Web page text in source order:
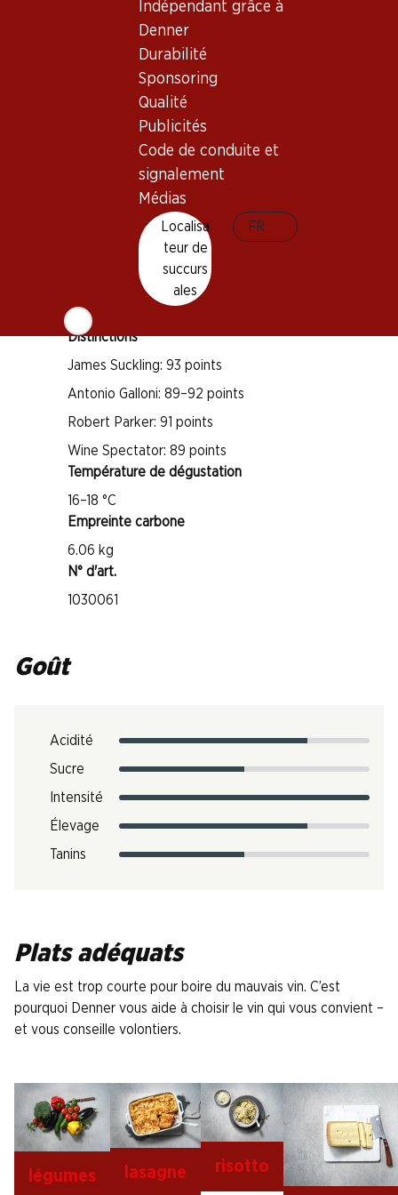
Indépendant grâce à
Denner
Durabilité
Sponsoring
Qualité
Publicités
Code de conduite et
signalement
Médias
Localisa
teur de
succurs
ales
FR
Bon à savoir
Cabernet Franc
Distinctions
James Suckling: 93 points
Antonio Galloni: 89–92 points
Robert Parker: 91 points
Wine Spectator: 89 points
Température de dégustation
16–18 °C
Empreinte carbone
6.06 kg
N° d'art.
1030061
Goût
Acidité
Sucre
Intensité
Élevage
Tanins
Plats adéquats
La vie est trop courte pour boire du mauvais vin. C’est
pourquoi Denner vous aide à choisir le vin qui vous convient –
et vous conseille volontiers.
légumes lasagne risotto